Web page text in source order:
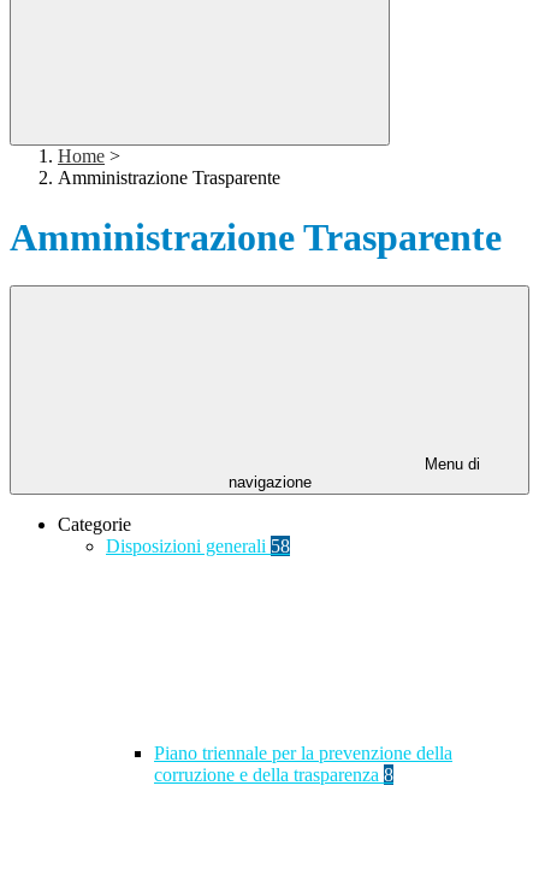
Home >
Amministrazione Trasparente
Amministrazione Trasparente
Menu di
navigazione
Categorie
Disposizioni generali 58
Piano triennale per la prevenzione della
corruzione e della trasparenza 8